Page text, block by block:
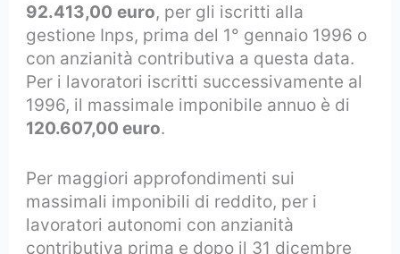
92.413,00 euro, per gli iscritti alla
gestione Inps, prima del 1° gennaio 1996 o
con anzianità contributiva a questa data.
Per i lavoratori iscritti successivamente al
1996, il massimale imponibile annuo è di
120.607,00 euro.
Per maggiori approfondimenti sui
massimali imponibili di reddito, per i
lavoratori autonomi con anzianità
contributiva prima e dopo il 31 dicembre